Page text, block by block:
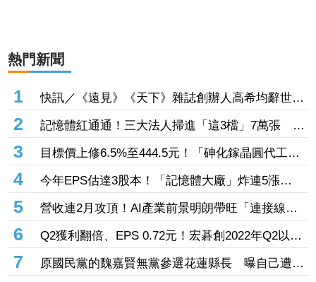
熱門新聞
1
快訊／《遠見》《天下》雜誌創辦人高希均辭世
享耆壽90歲
2
記憶體紅通通！三大法人掃進「這3檔」7萬張 砸
229億元連4日補貨南亞科
3
目標價上修6.5%至444.5元！「砷化鎵晶圓代工
廠」7月營收創4年半新高 1.6T光通訊開始貢獻營
收
4
今年EPS估達3股本！「記憶體大廠」炸連5漲
44% 外資卻砍近1.8萬張抱回31.5億元
5
營收連2月攻頂！AI產業前景明朗帶旺「連接線束
大廠」成長 外資目標價喊上3665元
6
Q2獲利翻倍、EPS 0.72元！宏碁創2022年Q2以來
新高 9月IFA將發表AI PC新品
7
原國民黨的魏嘉賢無黨參選花蓮縣長 曝自己遭打